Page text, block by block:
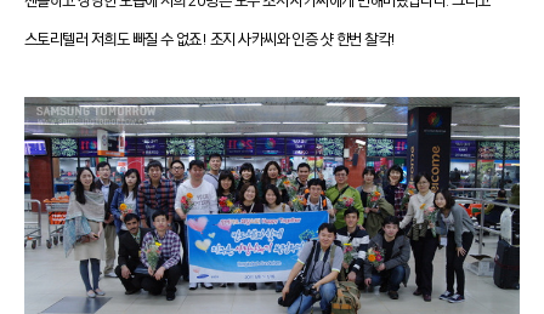
스토리텔러 저희도 빠질 수 없죠! 조지 사카씨와 인증 샷 한번 찰칵!